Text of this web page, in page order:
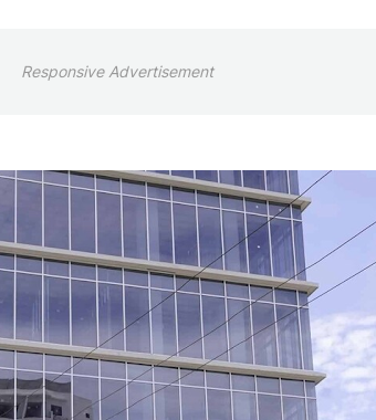
Responsive Advertisement